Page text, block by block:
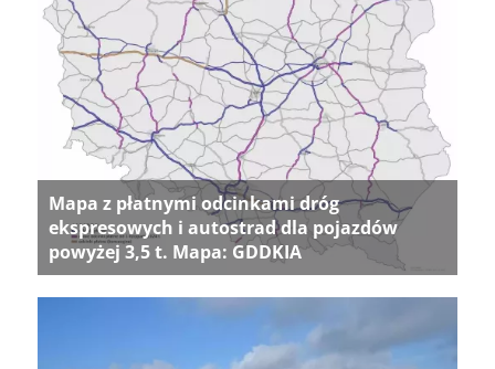
Mapa z płatnymi odcinkami dróg
ekspresowych i autostrad dla pojazdów
powyżej 3,5 t. Mapa: GDDKIA